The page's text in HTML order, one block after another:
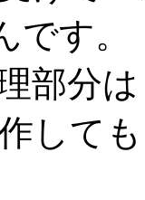
す。
部分
して